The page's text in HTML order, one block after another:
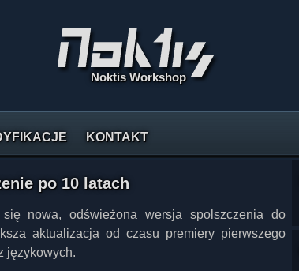
Noktis Workshop
KONTAKT
po 10 latach
nowa, odświeżona wersja spolszczenia do
aktualizacja od czasu premiery pierwszego
językowych.